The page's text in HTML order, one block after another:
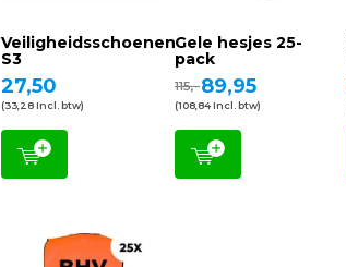
Veiligheidsschoenen
S3
27,50
(33,28 Incl. btw)
Gele hesjes 25-
pack
115,-89,95
(108,84 Incl. btw)